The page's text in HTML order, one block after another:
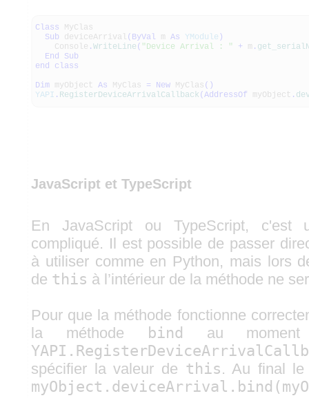
Class MyClas
Sub deviceArrival ( ByVal m As YModule )
Console . WriteLine ( "Device Arrival : " + m .
End
Sub
end
class
Dim myObject As MyClas = New MyClas ( )
YAPI . RegisterDeviceArrivalCallback ( AddressOf myObject .
JavaScript et TypeScript
En JavaScript ou TypeScript, c'est
compliqué. Il est possible de passer
à utiliser comme en Python, mais lors
de this à l’intérieur de la méthode ne
Pour que la méthode fonctionne
la méthode
bind
au
spécifier la valeur de this. Au final